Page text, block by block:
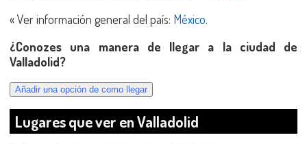
« Ver información general del país: México.
¿Conozes una manera de llegar a la ciudad de
Valladolid?
Lugares que ver en Valladolid